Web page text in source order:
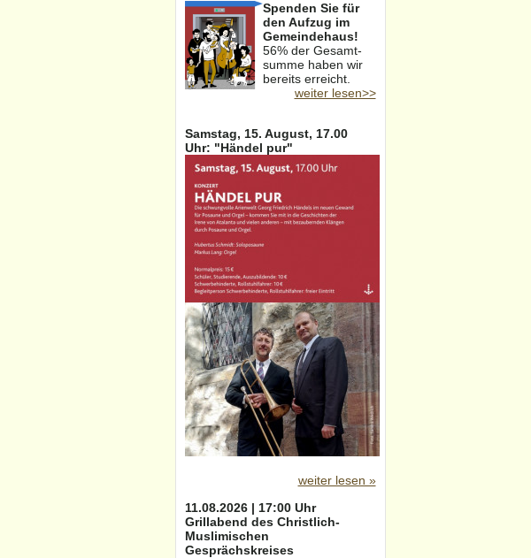
Spenden Sie für
den Aufzug im
Gemeindehaus!
56% der Gesamt-
summe haben wir
bereits erreicht.
weiter lesen>>
Samstag, 15. August, 17.00
Uhr: "Händel pur"
weiter lesen »
11.08.2026 | 17:00 Uhr
Grillabend des Christlich-
Muslimischen
Gesprächskreises